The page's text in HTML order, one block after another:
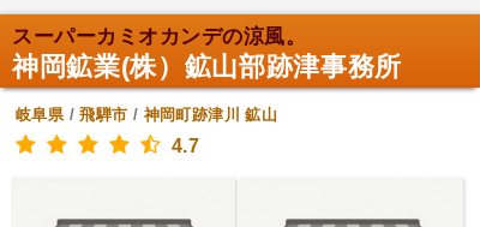
スーパーカミオカンデの涼風。
神岡鉱業(株）鉱山部跡津事務所
岐阜県/飛騨市 / 神岡町跡津川 鉱山
4.7